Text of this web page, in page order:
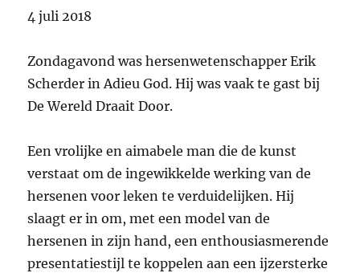
4 juli 2018
Zondagavond was hersenwetenschapper Erik
Scherder in Adieu God. Hij was vaak te gast bij
De Wereld Draait Door.
Een vrolijke en aimabele man die de kunst
verstaat om de ingewikkelde werking van de
hersenen voor leken te verduidelijken. Hij
slaagt er in om, met een model van de
hersenen in zijn hand, een enthousiasmerende
presentatiestijl te koppelen aan een ijzersterke